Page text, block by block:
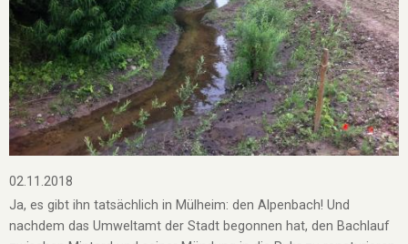
02.11.2018
Ja, es gibt ihn tatsächlich in Mülheim: den Alpenbach! Und
nachdem das Umweltamt der Stadt begonnen hat, den Bachlauf